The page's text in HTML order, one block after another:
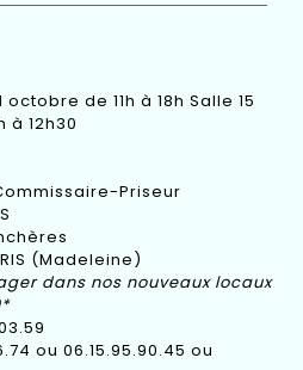
octobre de 11h à 18h Salle 15
à 12h30
Priseur
(Madeleine)
dans nos nouveaux locaux
ou 06.15.95.90.45 ou